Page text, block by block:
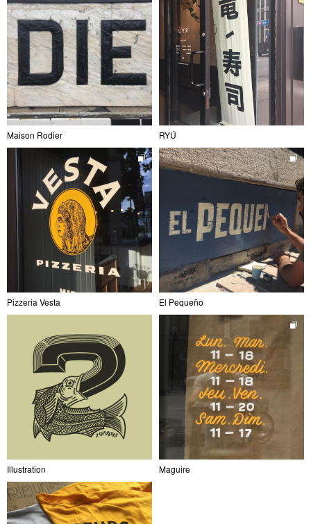
Maison Rodier RYÚ
Pizzeria Vesta El Pequeño
Illustration Maguire